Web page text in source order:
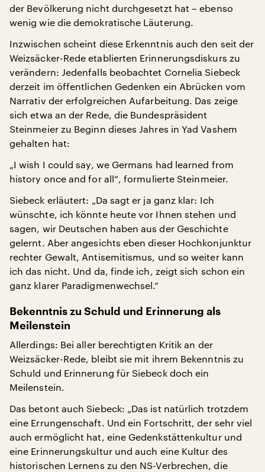
der Bevölkerung nicht durchgesetzt hat – ebenso
wenig wie die demokratische Läuterung.
Inzwischen scheint diese Erkenntnis auch den seit der
Weizsäcker-Rede etablierten Erinnerungsdiskurs zu
verändern: Jedenfalls beobachtet Cornelia Siebeck
derzeit im öffentlichen Gedenken ein Abrücken vom
Narrativ der erfolgreichen Aufarbeitung. Das zeige
sich etwa an der Rede, die Bundespräsident
Steinmeier zu Beginn dieses Jahres in Yad Vashem
gehalten hat:
„I wish I could say, we Germans had learned from
history once and for all“, formulierte Steinmeier.
Siebeck erläutert: „Da sagt er ja ganz klar: Ich
wünschte, ich könnte heute vor Ihnen stehen und
sagen, wir Deutschen haben aus der Geschichte
gelernt. Aber angesichts eben dieser Hochkonjunktur
rechter Gewalt, Antisemitismus, und so weiter kann
ich das nicht. Und da, finde ich, zeigt sich schon ein
ganz klarer Paradigmenwechsel.“
Bekenntnis zu Schuld und Erinnerung als
Meilenstein
Allerdings: Bei aller berechtigten Kritik an der
Weizsäcker-Rede, bleibt sie mit ihrem Bekenntnis zu
Schuld und Erinnerung für Siebeck doch ein
Meilenstein.
Das betont auch Siebeck: „Das ist natürlich trotzdem
eine Errungenschaft. Und ein Fortschritt, der sehr viel
auch ermöglicht hat, eine Gedenkstättenkultur und
eine Erinnerungskultur und auch eine Kultur des
historischen Lernens zu den NS-Verbrechen, die